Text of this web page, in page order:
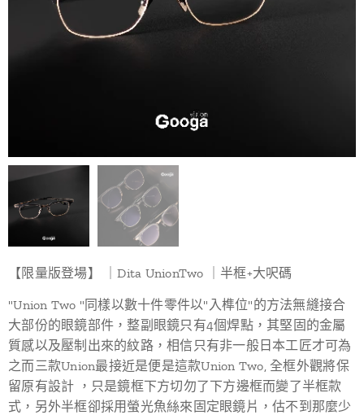
【限量版登場】 ｜Dita UnionTwo ｜半框+大呎碼
"Union Two "同樣以數十件零件以"入榫位"的方法無縫接合
大部份的眼鏡部件，整副眼鏡只有4個焊點，其堅固的金屬
質感以及壓制出來的紋路，相信只有非一般日本工匠才可為
之而三款Union最接近是便是這款Union Two, 全框外觀將保
留原有設計 ，只是鏡框下方切勿了下方邊框而變了半框款
式，另外半框卻採用螢光魚絲來固定眼鏡片，估不到那麼少